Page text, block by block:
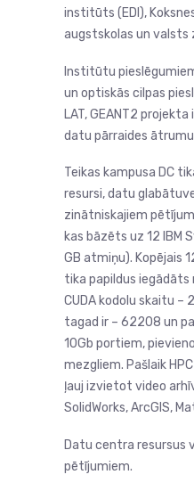
institūts (EDI),
augstskolas un
Institūtu
un optiskās cilpas
LAT, GEANT2
datu pārraides
Teikas kampusa DC
resursi, datu
zinātniskajiem
kas bāzēts uz 12 IBM
GB atmiņu). Kopējais
tika papildus iegādāts
CUDA kodolu skaitu –
tagad ir – 62208 un
10Gb portiem,
mezgliem. Pašlaik
ļauj izvietot video
SolidWorks, ArcGIS,
Datu centra resursus
pētījumiem.